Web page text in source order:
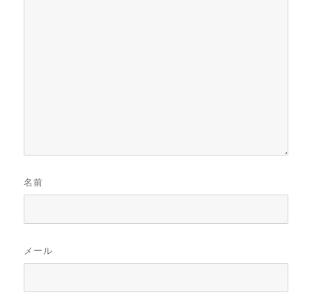
名前
メール